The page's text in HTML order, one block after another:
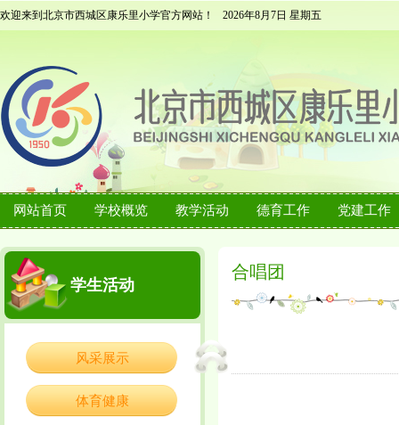
欢迎来到北京市西城区康乐里小学官方网站！ 2026年8月7日 星期五
网站首页 学校概览 教学活动 德育工作 党建工作
学生活动
风采展示
体育健康
合唱团